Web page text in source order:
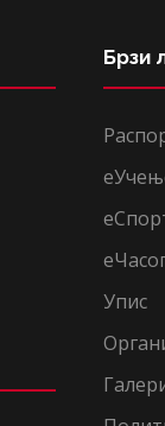
Брзи
Упис